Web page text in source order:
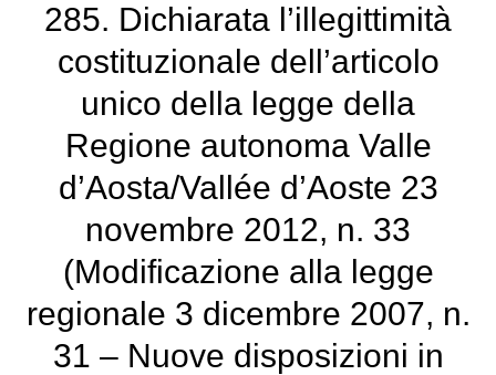
285. Dichiarata l’illegittimità
costituzionale dell’articolo
unico della legge della
Regione autonoma Valle
d’Aosta/Vallée d’Aoste 23
novembre 2012, n. 33
(Modificazione alla legge
regionale 3 dicembre 2007, n.
31 – Nuove disposizioni in